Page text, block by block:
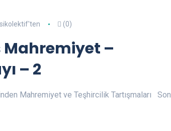
(0)
–
– 2
Mahremiyet ve Teşhircilik Tartışmaları Son